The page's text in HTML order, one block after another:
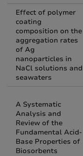
Effect of polymer
coating
composition on the
aggregation rates
of Ag
nanoparticles in
NaCl solutions and
seawaters
A Systematic
Analysis and
Review of the
Fundamental Acid-
Base Properties of
Biosorbents